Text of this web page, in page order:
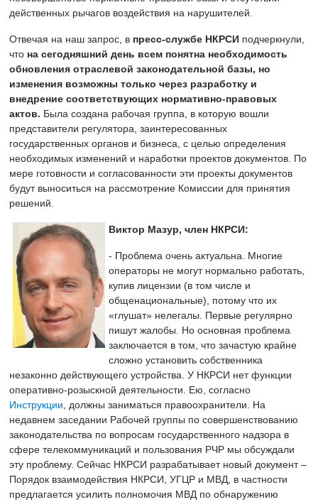
действенных рычагов воздействия на нарушителей.
Отвечая на наш запрос, в пресс-службе НКРСИ подчеркнули,
что на сегодняшний день всем понятна необходимость
обновления отраслевой законодательной базы, но
изменения возможны только через разработку и
внедрение соответствующих нормативно-правовых
актов. Была создана рабочая группа, в которую вошли
представители регулятора, заинтересованных
государственных органов и бизнеса, с целью определения
необходимых изменений и наработки проектов документов. По
мере готовности и согласованности эти проекты документов
будут выноситься на рассмотрение Комиссии для принятия
решений.
Виктор Мазур, член НКРСИ:
- Проблема очень актуальна. Многие
операторы не могут нормально работать,
купив лицензии (в том числе и
общенациональные), потому что их
«глушат» нелегалы. Первые регулярно
пишут жалобы. Но основная проблема
заключается в том, что зачастую крайне
сложно установить собственника
незаконно действующего устройства. У НКРСИ нет функции
оперативно-розыскной деятельности. Ею, согласно
Инструкции , должны заниматься правоохранители. На
недавнем заседании Рабочей группы по совершенствованию
законодательства по вопросам государственного надзора в
сфере телекоммуникаций и пользования РЧР мы обсуждали
эту проблему. Сейчас НКРСИ разрабатывает новый документ –
Порядок взаимодействия НКРСИ, УГЦР и МВД, в частности
предлагается усилить полномочия МВД по обнаружению